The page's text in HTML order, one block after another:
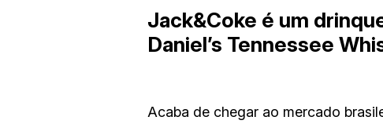
Jack&Coke é um
Daniel’s Tennessee
Acaba de chegar ao mercado